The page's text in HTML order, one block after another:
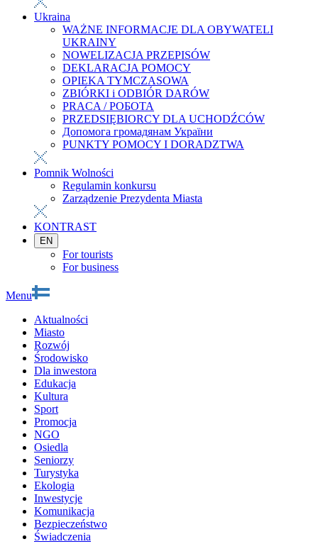
Ukraina
WAŻNE INFORMACJE DLA OBYWATELI
UKRAINY
NOWELIZACJA PRZEPISÓW
DEKLARACJA POMOCY
OPIEKA TYMCZASOWA
ZBIÓRKI i ODBIÓR DARÓW
PRACA / РОБОТА
PRZEDSIĘBIORCY DLA UCHODŹCÓW
Допомога громадянам України
PUNKTY POMOCY I DORADZTWA
Pomnik Wolności
Regulamin konkursu
Zarządzenie Prezydenta Miasta
KONTRAST
EN
For tourists
For business
Menu
Aktualności
Miasto
Rozwój
Środowisko
Dla inwestora
Edukacja
Kultura
Sport
Promocja
NGO
Osiedla
Seniorzy
Turystyka
Ekologia
Inwestycje
Komunikacja
Bezpieczeństwo
Świadczenia